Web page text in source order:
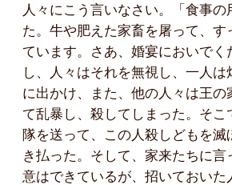
人々にこう言いなさい。「食事の
た。牛や肥えた家畜を屠って、す
ています。さあ、婚宴においでく
し、人々はそれを無視し、一人は
に出かけ、また、他の人々は王の
て乱暴し、殺してしまった。そこ
隊を送って、この人殺しどもを滅
き払った。そして、家来たちに言
意はできているが、招いておいた